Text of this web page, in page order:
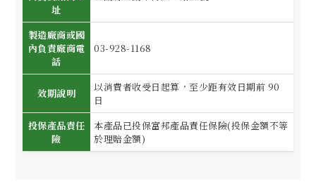
址
製造廠商或國
內負責廠商電
話
03-928-1168
效期說明
以消費者收受日起算，至少距有效日期前 90
日
投保產品責任
險
本產品已投保富邦產品責任保險(投保金額不等
於理賠金額)